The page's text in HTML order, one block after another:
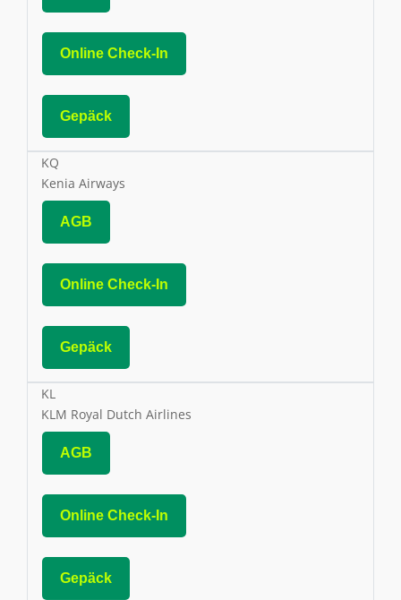
Online Check-In
Gepäck
KQ
Kenia Airways
AGB
Online Check-In
Gepäck
KL
KLM Royal Dutch Airlines
AGB
Online Check-In
Gepäck